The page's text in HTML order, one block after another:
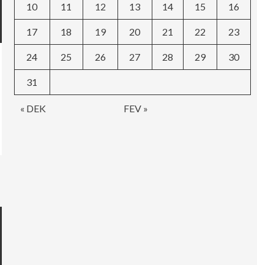
« DEK FEV »
10 11 12 13 14 15 16
17 18 19 20 21 22 23
24 25 26 27 28 29 30
31